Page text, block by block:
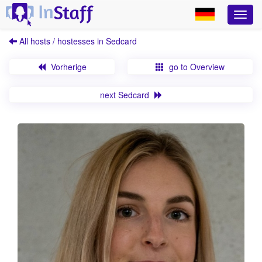
All hosts / hostesses in Sedcard
Vorherige go to Overview
next Sedcard